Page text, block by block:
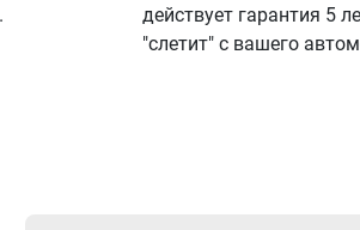
действует гарантия 5
"слетит" с вашего